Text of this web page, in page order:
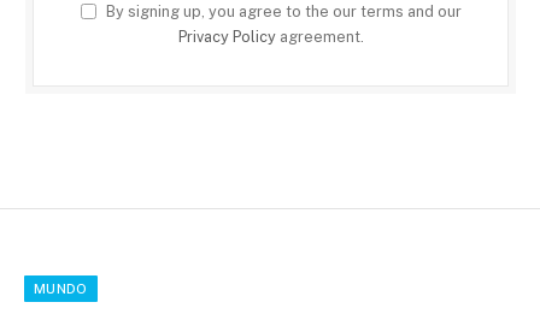
By signing up, you agree to the our terms and our
Privacy Policyagreement.
MUNDO